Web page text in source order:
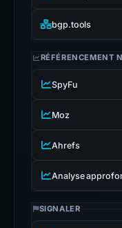
bgp.tools
RÉFÉRENCEMENT
SpyFu
Moz
Ahrefs
Analyse
SIGNALER